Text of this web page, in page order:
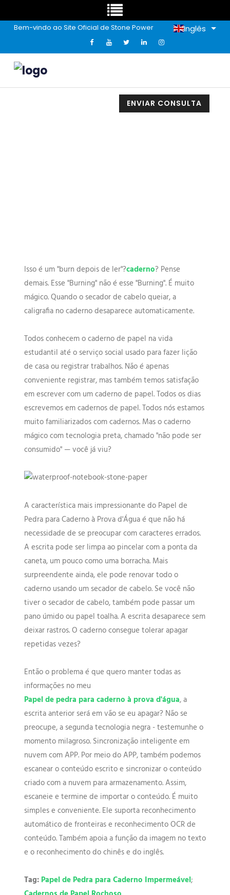
Bem-vindo ao Site Oficial de Stone Power Inglês
ENVIAR CONSULTA
Isso é um "burn depois de ler"?caderno? Pense
demais. Esse "Burning" não é esse "Burning". É muito
mágico. Quando o secador de cabelo queiar, a
caligrafia no caderno desaparece automaticamente.
Todos conhecem o caderno de papel na vida
estudantil até o serviço social usado para fazer lição
de casa ou registrar trabalhos. Não é apenas
conveniente registrar, mas também temos satisfação
em escrever com um caderno de papel. Todos os dias
escrevemos em cadernos de papel. Todos nós estamos
muito familiarizados com cadernos. Mas o caderno
mágico com tecnologia preta, chamado "não pode ser
consumido" — você já viu?
A característica mais impressionante do Papel de
Pedra para Caderno à Prova d'Água é que não há
necessidade de se preocupar com caracteres errados.
A escrita pode ser limpa ao pincelar com a ponta da
caneta, um pouco como uma borracha. Mais
surpreendente ainda, ele pode renovar todo o
caderno usando um secador de cabelo. Se você não
tiver o secador de cabelo, também pode passar um
pano úmido ou papel toalha. A escrita desaparece sem
deixar rastros. O caderno consegue tolerar apagar
repetidas vezes?
Então o problema é que quero manter todas as
informações no meu
Papel de pedra para caderno à prova d'água, a
escrita anterior será em vão se eu apagar? Não se
preocupe, a segunda tecnologia negra - testemunhe o
momento milagroso. Sincronização inteligente em
nuvem com APP. Por meio do APP, também podemos
escanear o conteúdo escrito e sincronizar o conteúdo
criado com a nuvem para armazenamento. Assim,
escaneie e termine de importar o conteúdo. É muito
simples e conveniente. Ele suporta reconhecimento
automático de fronteiras e reconhecimento OCR de
conteúdo. Também apoia a função da imagem no texto
e o reconhecimento do chinês e do inglês.
Tag: Papel de Pedra para Caderno Impermeável;